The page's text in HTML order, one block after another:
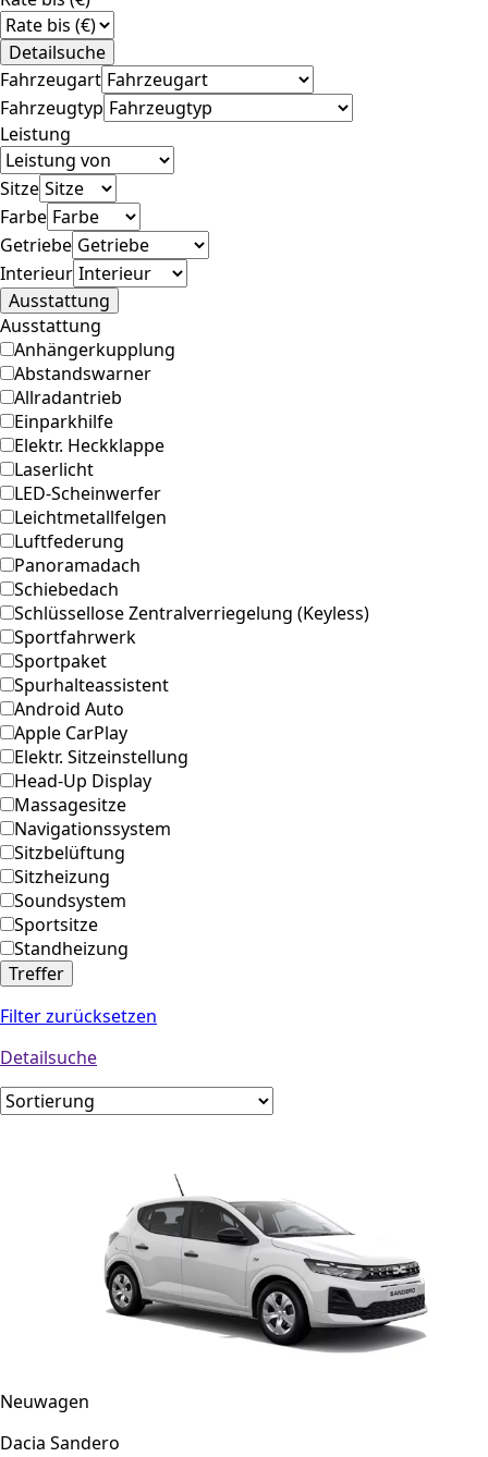
Detailsuche
Fahrzeugart
Fahrzeugtyp
Leistung
Sitze
Farbe
Getriebe
Interieur
Ausstattung
Ausstattung
Anhängerkupplung
Abstandswarner
Allradantrieb
Einparkhilfe
Elektr. Heckklappe
Laserlicht
LED-Scheinwerfer
Leichtmetallfelgen
Luftfederung
Panoramadach
Schiebedach
Schlüssellose Zentralverriegelung (Keyless)
Sportfahrwerk
Sportpaket
Spurhalteassistent
Android Auto
Apple CarPlay
Elektr. Sitzeinstellung
Head-Up Display
Massagesitze
Navigationssystem
Sitzbelüftung
Sitzheizung
Soundsystem
Sportsitze
Standheizung
Treffer
Filter zurücksetzen
Detailsuche
Neuwagen
Dacia Sandero